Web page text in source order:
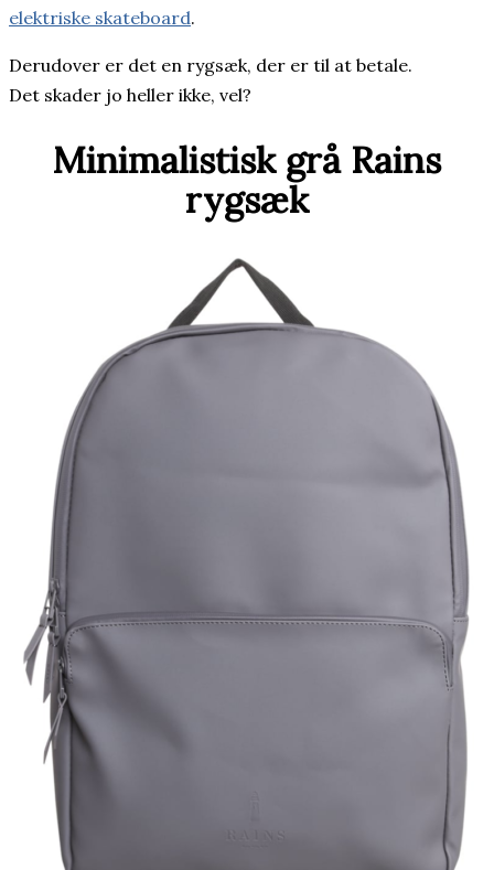
elektriske skateboard.
Derudover er det en rygsæk, der er til at betale.
Det skader jo heller ikke, vel?
Minimalistisk grå Rains
rygsæk